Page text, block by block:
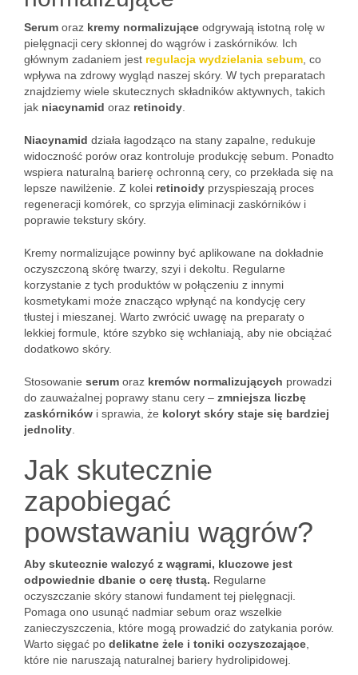
Serum oraz kremy normalizujące odgrywają istotną rolę w
pielęgnacji cery skłonnej do wągrów i zaskórników. Ich
głównym zadaniem jest regulacja wydzielania sebum , co
wpływa na zdrowy wygląd naszej skóry. W tych preparatach
znajdziemy wiele skutecznych składników aktywnych, takich
jak niacynamid oraz retinoidy
Niacynamid działa łagodząco na stany zapalne, redukuje
widoczność porów oraz kontroluje produkcję sebum. Ponadto
wspiera naturalną barierę ochronną cery, co przekłada się na
lepsze nawilżenie. Z kolei retinoidy przyspieszają proces
regeneracji komórek, co sprzyja eliminacji zaskórników i
poprawie tekstury skóry.
Kremy normalizujące powinny być aplikowane na dokładnie
oczyszczoną skórę twarzy, szyi i dekoltu. Regularne
korzystanie z tych produktów w połączeniu z innymi
kosmetykami może znacząco wpłynąć na kondycję cery
tłustej i mieszanej. Warto zwrócić uwagę na preparaty o
lekkiej formule, które szybko się wchłaniają, aby nie obciążać
dodatkowo skóry.
Stosowanie serum oraz kremów normalizujących prowadzi
do zauważalnej poprawy stanu cery – zmniejsza liczbę
zaskórników i sprawia, że koloryt skóry staje się bardziej
jednolity
Jak skutecznie
zapobiegać
powstawaniu wągrów?
Aby skutecznie walczyć z wągrami, kluczowe jest
odpowiednie dbanie o cerę tłustą. Regularne
oczyszczanie skóry stanowi fundament tej pielęgnacji.
Pomaga ono usunąć nadmiar sebum oraz wszelkie
zanieczyszczenia, które mogą prowadzić do zatykania porów.
Warto sięgać po delikatne żele i toniki oczyszczające
które nie naruszają naturalnej bariery hydrolipidowej.